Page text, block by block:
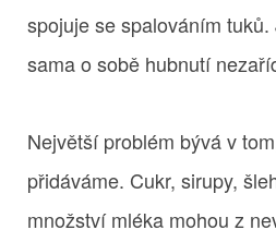
spojuje se spalováním
sama o sobě hubnutí
Největší problém bývá v
přidáváme. Cukr, sirupy,
množství mléka mohou z